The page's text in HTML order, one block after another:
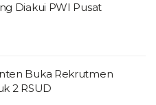
Diakui PWI Pusat
Buka Rekrutmen
2 RSUD